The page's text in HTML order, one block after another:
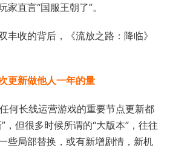
直言“国服王朝了”。
丰收的背后，《流放之路：降临》
更新做他人一年的量
何长线运营游戏的重要节点更新都
，但很多时候所谓的“大版本”，往往
些局部替换，或有新增剧情，新机